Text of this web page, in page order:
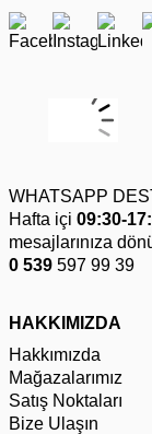
WHATSAPP
Hafta içi 09:30-
mesajlarınıza
0 539 597 99 39
HAKKIMIZDA
Hakkımızda
Mağazalarımız
Satış Noktaları
Bize Ulaşın